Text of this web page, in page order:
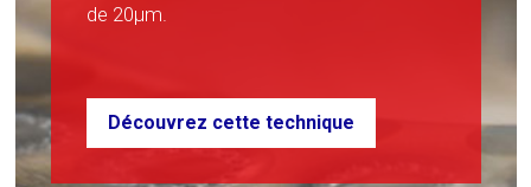
de 20µm.
Découvrez cette technique